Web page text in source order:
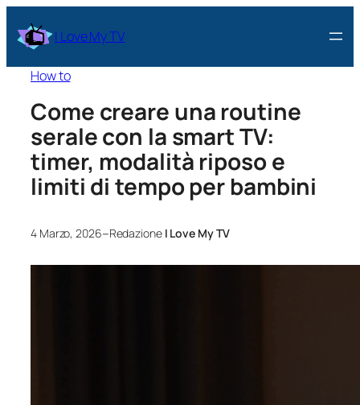
I Love My TV
How to
Come creare una routine
serale con la smart TV:
timer, modalità riposo e
limiti di tempo per bambini
4 Marzo, 2026–Redazione I Love My TV